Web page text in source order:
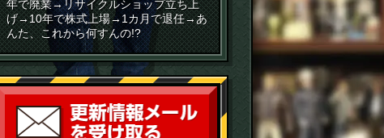
年で廃業→リサイクルショップ立ち上
げ→10年で株式上場→1カ月で退任→あ
んた、これから何すんの!?